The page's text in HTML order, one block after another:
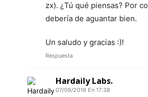
zx). ¿Tú qué piensas? Por
debería de aguantar bien.
Un saludo y gracias :)!
Respuesta
Hardaily Labs.
07/09/2016 En 17:38